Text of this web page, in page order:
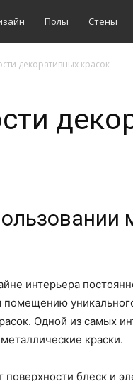
Полы Стены
декоративных красок
интерьера
помещению
Одной из самых
краски.
блеск и